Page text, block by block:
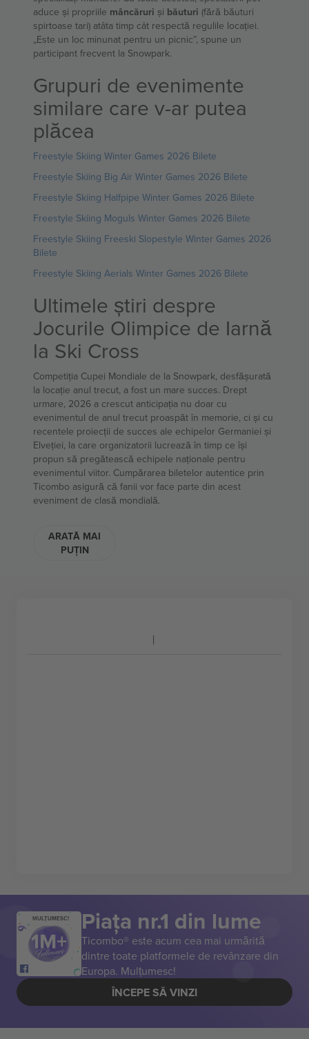
aduce și propriile mâncăruri și băuturi (fără băuturi
spirtoase tari) atâta timp cât respectă regulile locației.
„Este un loc minunat pentru un picnic”, spune un
participant frecvent la Snowpark.
Grupuri de evenimente
similare care v-ar putea
plăcea
Freestyle Skiing Winter Games 2026 Bilete
Freestyle Skiing Big Air Winter Games 2026 Bilete
Freestyle Skiing Halfpipe Winter Games 2026 Bilete
Freestyle Skiing Moguls Winter Games 2026 Bilete
Freestyle Skiing Freeski Slopestyle Winter Games 2026
Bilete
Freestyle Skiing Aerials Winter Games 2026 Bilete
Ultimele știri despre
Jocurile Olimpice de Iarnă
la Ski Cross
Competiția Cupei Mondiale de la Snowpark, desfășurată
la locație anul trecut, a fost un mare succes. Drept
urmare, 2026 a crescut anticipația nu doar cu
evenimentul de anul trecut proaspăt în memorie, ci și cu
recentele proiecții de succes ale echipelor Germaniei și
Elveției, la care organizatorii lucrează în timp ce își
propun să pregătească echipele naționale pentru
evenimentul viitor. Cumpărarea biletelor autentice prin
Ticombo asigură că fanii vor face parte din acest
eveniment de clasă mondială.
ARATĂ MAI
PUȚIN
MULȚUMESC! Piața nr.1 din lume
Ticombo® este acum cea mai urmărită
dintre toate platformele de revânzare din
Europa. Mulțumesc!
ÎNCEPE SĂ VINZI